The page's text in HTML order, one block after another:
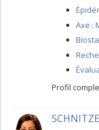
Axe :
Profil